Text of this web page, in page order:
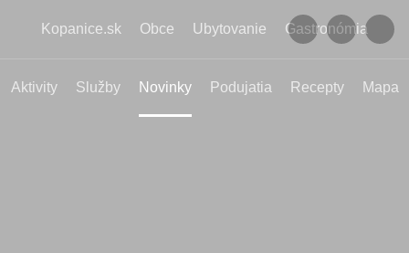
Kopanice.sk Obce Ubytovanie Gastronómia
Aktivity Služby Novinky Podujatia Recepty Mapa